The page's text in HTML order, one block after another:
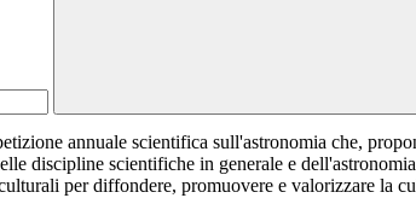
annuale scientifica sull'astronomia che,
discipline scientifiche in generale e
per diffondere, promuovere e valorizzare la